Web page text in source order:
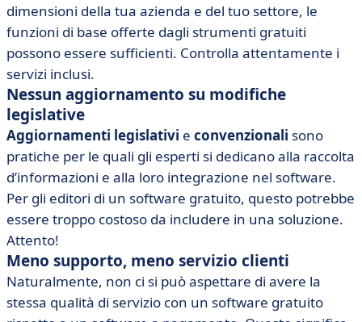
dimensioni della tua azienda e del tuo settore, le
funzioni di base offerte dagli strumenti gratuiti
possono essere sufficienti. Controlla attentamente i
servizi inclusi.
Nessun aggiornamento su modifiche
legislative
Aggiornamenti legislativi e convenzionali sono
pratiche per le quali gli esperti si dedicano alla raccolta
d’informazioni e alla loro integrazione nel software.
Per gli editori di un software gratuito, questo potrebbe
essere troppo costoso da includere in una soluzione.
Attento!
Meno supporto, meno servizio clienti
Naturalmente, non ci si può aspettare di avere la
stessa qualità di servizio con un software gratuito